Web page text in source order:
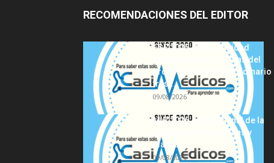
RECOMENDACIONES DEL EDITOR
FSE 2025-2026: Sanidad
adjudica las 441 plazas del
procedimiento extraordinario
tras...
09/08/2026
MIR 2026: análisis final de la
adjudicación de plazas y
claves...
09/08/2026